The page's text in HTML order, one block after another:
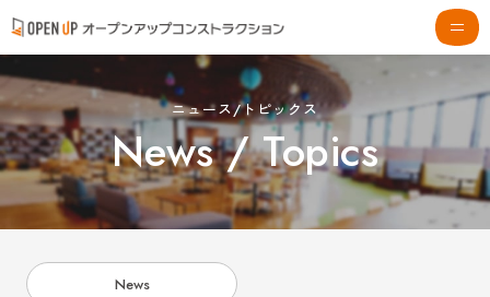
ニュース/トピックス
News / Topics
News